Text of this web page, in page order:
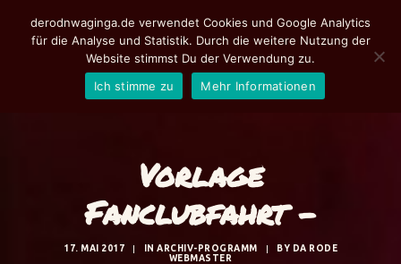
Fotoalbum
de rodn Waginga
Vorlage
Fanclubfahrt -
17. MAI 2017 | IN ARCHIV-PROGRAMM | BY DA RODE
WEBMASTER
derodnwaginga.de verwendet Cookies und Google Analytics
für die Analyse und Statistik. Durch die weitere Nutzung der
Website stimmst Du der Verwendung zu.
Ich stimme zu
Mehr Informationen